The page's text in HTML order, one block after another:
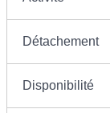
Détachement
Disponibilité